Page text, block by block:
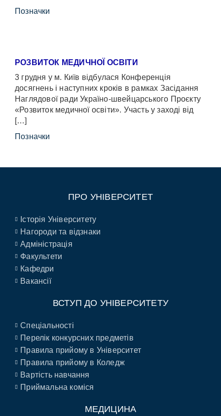
Позначки
РОЗВИТОК МЕДИЧНОЇ ОСВІТИ
3 грудня у м. Київ відбулася Конференція
досягнень і наступних кроків в рамках Засідання
Наглядової ради Україно-швейцарського Проєкту
«Розвиток медичної освіти». Участь у заході від
[…]
Позначки
ПРО УНІВЕРСИТЕТ
Історія Університету
Нагороди та відзнаки
Адміністрація
Факультети
Кафедри
Вакансії
ВСТУП ДО УНІВЕРСИТЕТУ
Спеціальності
Перелік конкурсних предметів
Правила прийому в Університет
Правила прийому в Коледж
Вартість навчання
Приймальна коміся
МЕДИЦИНА